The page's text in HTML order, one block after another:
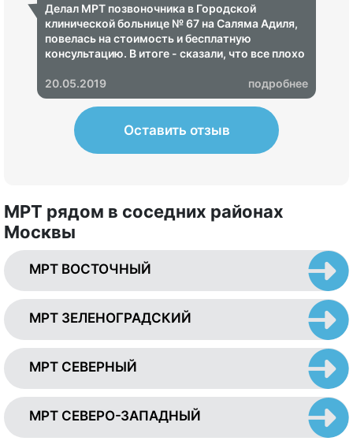
Делал МРТ позвоночника в Городской
клинической больнице № 67 на Саляма Адиля,
повелась на стоимость и бесплатную
консультацию. В итоге - сказали, что все плохо
на 68 000 рублей. Показал своему неврологу -
итог - МРТ не информативное, пришлось
переделывать в другом центре, где показало,
что ничего страшного нет.
20.05.2019 подробнее
Оставить отзыв
МРТ рядом в соседних районах
Москвы
МРТ ВОСТОЧНЫЙ
МРТ ЗЕЛЕНОГРАДСКИЙ
МРТ СЕВЕРНЫЙ
МРТ СЕВЕРО-ЗАПАДНЫЙ